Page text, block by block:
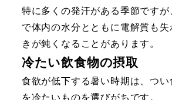
特に多くの発汗がある季節ですが
で体内の水分とともに電解質も
きが鈍くなることがあります。
冷たい飲食物の摂取
食欲が低下する暑い時期は、つ
を冷たいものを選びがちです。